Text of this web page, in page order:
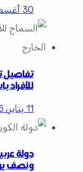
30 أغسطس، 2025
تفاصيل
للأفراد
11 يناير، 2025
دولة
ونصف